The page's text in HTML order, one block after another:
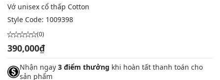
Vớ unisex cổ thấp Cotton
Style Code: 1009398
(0)
390,000₫
Nhận ngay 3 điểm thưởng khi hoàn tất thanh toán cho
sản phẩm